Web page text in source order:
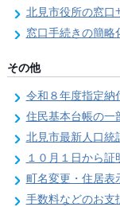
北見市役所の窓口
窓口手続きの簡略化と統
その他
令和８年度指定納
住民基本台帳の一
北見市最新人口統
１０月１日から
町名変更・住居表
手数料などのお支